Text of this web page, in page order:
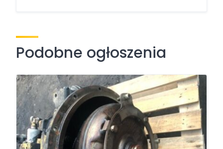
Podobne ogłoszenia